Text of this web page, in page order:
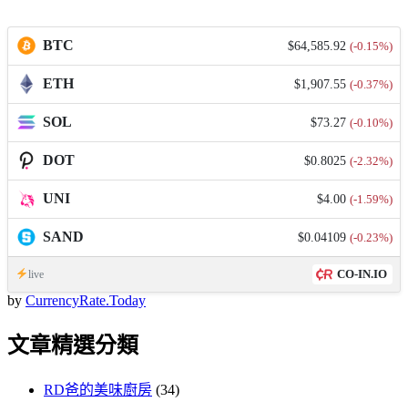
BTC $64,585.92 (-0.15%)
ETH $1,907.55 (-0.37%)
SOL $73.27 (-0.10%)
DOT $0.8025 (-2.32%)
UNI $4.00 (-1.59%)
SAND $0.04109 (-0.23%)
live CO-IN.IO
by CurrencyRate.Today
文章精選分類
RD爸的美味廚房 (34)